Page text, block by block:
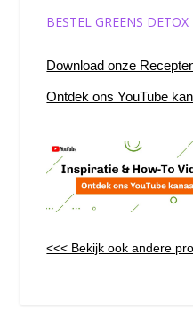
BESTEL GREENS DETOX
Download onze
Ontdek ons YouTube
<<< Bekijk ook andere